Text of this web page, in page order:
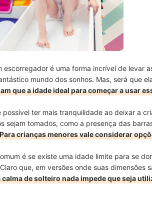
escorregador é uma forma incrível de levar
mundo dos sonhos. Mas, será que
que a idade ideal para começar a usar
possível ter mais tranquilidade ao deixar a
sejam tomados, como a presença das
Para crianças menores vale considerar
é se existe uma idade limite para se
que, em versões onde suas dimensões
calma de solteiro nada impede que seja